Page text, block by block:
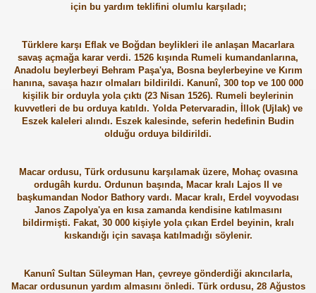
için bu yardım teklifini olumlu karşıladı;
Türklere karşı Eflak ve Boğdan beylikleri ile anlaşan Macarlara
savaş açmağa karar verdi. 1526 kışında Rumeli kumandanlarına,
Anadolu beylerbeyi Behram Paşa'ya, Bosna beylerbeyine ve Kırım
hanına, savaşa hazır olmaları bildirildi. Kanunî, 300 top ve 100 000
kişilik bir orduyla yola çıktı (23 Nisan 1526). Rumeli beylerinin
kuvvetleri de bu orduya katıldı. Yolda Petervaradin, İllok (Ujlak) ve
Eszek kaleleri alındı. Eszek kalesinde, seferin hedefinin Budin
olduğu orduya bildirildi.
Macar ordusu, Türk ordusunu karşılamak üzere, Mohaç ovasına
ordugâh kurdu. Ordunun başında, Macar kralı Lajos II ve
başkumandan Nodor Bathory vardı. Macar kralı, Erdel voyvodası
Janos Zapolya'ya en kısa zamanda kendisine katılmasını
bildirmişti. Fakat, 30 000 kişiyle yola çıkan Erdel beyinin, kralı
kıskandığı için savaşa katılmadığı söylenir.
Kanunî Sultan Süleyman Han, çevreye gönderdiği akıncılarla,
Macar ordusunun yardım almasını önledi. Türk ordusu, 28 Ağustos